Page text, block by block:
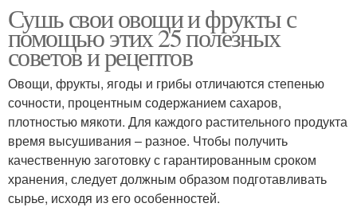
Сушь свои овощи и фрукты с
помощью этих 25 полезных
советов и рецептов
Овощи, фрукты, ягоды и грибы отличаются степенью
сочности, процентным содержанием сахаров,
плотностью мякоти. Для каждого растительного продукта
время высушивания – разное. Чтобы получить
качественную заготовку с гарантированным сроком
хранения, следует должным образом подготавливать
сырье, исходя из его особенностей.